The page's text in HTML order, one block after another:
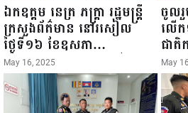
ឯកឧត្តម នេត្រ ភក្ត្រា រដ្ឋមន្ត្រី
ក្រសួងព័ត៌មាន នៅរសៀល
ថ្ងៃទី១៦ ខែឧសភា
ឆ្នាំ២០២៥នេះ បានអញ្ជើញចុះ
ធ្វើជំរឿនថ្នាក់ដឹកនាំមន្ត្រីរាជ
ការស៉ីវិល នៃក្រសួងព័ត៌មាន...
May 16, 2025
ចូល
លើ
ជាតិ
១៩
២០
May